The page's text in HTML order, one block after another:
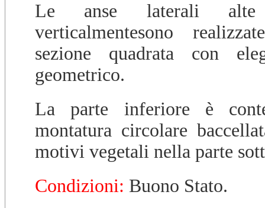
Le anse laterali alte
verticalmentesono
sezione quadrata con
geometrico.
La parte inferiore è
montatura circolare
motivi vegetali nella parte
Condizioni: Buono Stato.